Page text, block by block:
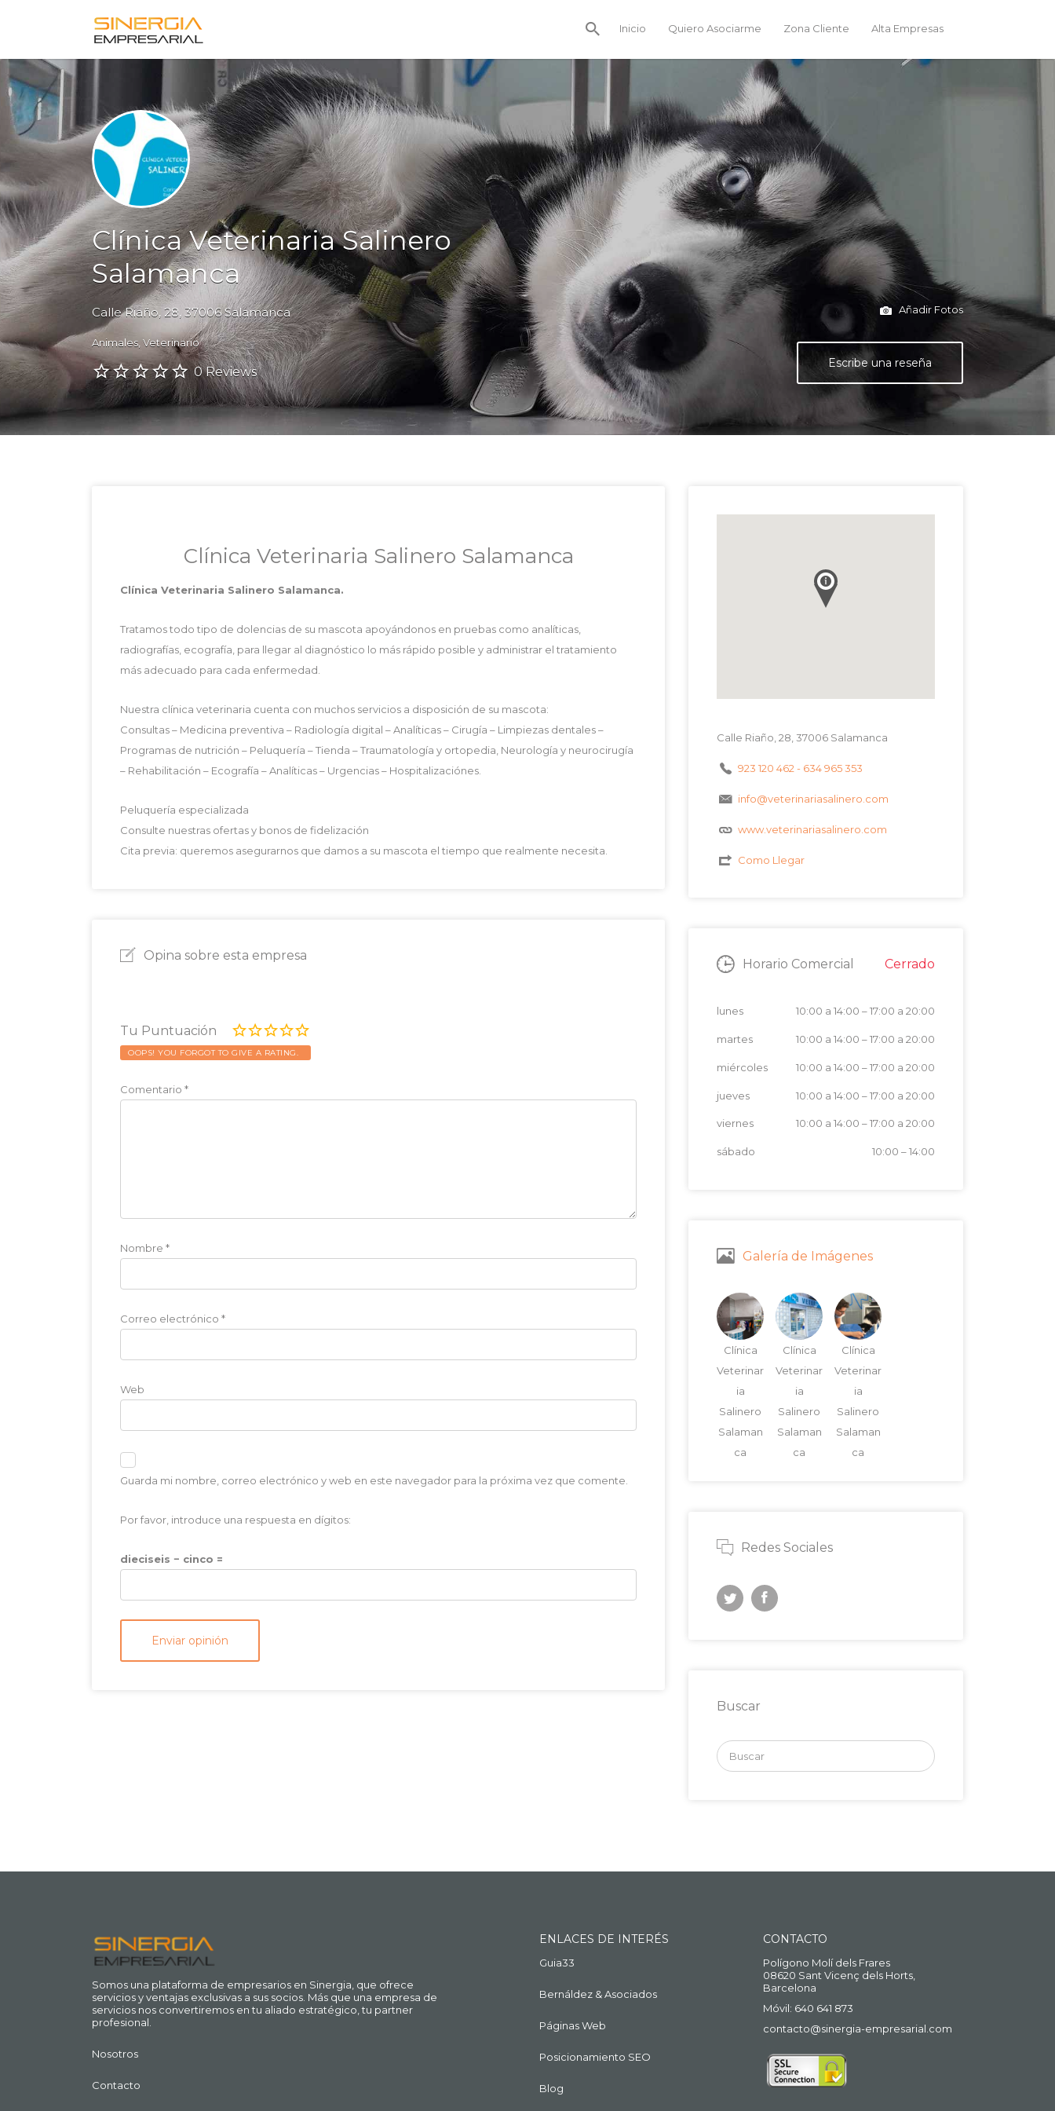
Inicio Quiero Asociarme Zona Cliente Alta Empresas
Buscar
por:
Clínica Veterinaria Salinero
Salamanca
Calle Riaño, 28, 37006 Salamanca
Animales Veterinario
0 Reviews
Añadir Fotos
Escribe una reseña
Clínica Veterinaria Salinero Salamanca
Clínica Veterinaria Salinero Salamanca.
Tratamos todo tipo de dolencias de su mascota apoyándonos en pruebas como analíticas,
radiografías, ecografía, para llegar al diagnóstico lo más rápido posible y administrar el tratamiento
más adecuado para cada enfermedad.
Nuestra clínica veterinaria cuenta con muchos servicios a disposición de su mascota:
Consultas – Medicina preventiva – Radiología digital – Analíticas – Cirugía – Limpiezas dentales –
Programas de nutrición – Peluquería – Tienda – Traumatología y ortopedia, Neurología y neurocirugía
– Rehabilitación – Ecografía – Analíticas – Urgencias – Hospitalizaciónes.
Peluquería especializada
Consulte nuestras ofertas y bonos de fidelización
Cita previa: queremos asegurarnos que damos a su mascota el tiempo que realmente necesita.
Opina sobre esta empresa
Tu Puntuación
OOPS! YOU FORGOT TO GIVE A RATING.
Comentario *
Nombre *
Correo electrónico *
Web
Guarda mi nombre, correo electrónico y web en este navegador para la próxima vez que comente.
Por favor, introduce una respuesta en dígitos:
dieciseis − cinco =
Calle Riaño, 28, 37006 Salamanca
923 120 462 - 634 965 353
info@veterinariasalinero.com
www.veterinariasalinero.com
Como Llegar
Horario Comercial Cerrado
lunes 10:00 a 14:00 –17:00 a 20:00
martes 10:00 a 14:00 –17:00 a 20:00
miércoles 10:00 a 14:00 –17:00 a 20:00
jueves 10:00 a 14:00 –17:00 a 20:00
viernes 10:00 a 14:00 –17:00 a 20:00
sábado 10:00 –14:00
Galería de Imágenes
Clínica
Veterinar
ia
Salinero
Salaman
ca
Clínica
Veterinar
ia
Salinero
Salaman
ca
Clínica
Veterinar
ia
Salinero
Salaman
ca
Redes Sociales
Buscar
Buscar
por:
Somos una plataforma de empresarios en Sinergia, que ofrece
servicios y ventajas exclusivas a sus socios. Más que una empresa de
servicios nos convertiremos en tu aliado estratégico, tu partner
profesional.
Nosotros
Contacto
ENLACES DE INTERÉS
Guia33
Bernáldez & Asociados
Páginas Web
Posicionamiento SEO
Blog
CONTACTO
Polígono Molí dels Frares
08620 Sant Vicenç dels Horts,
Barcelona
Móvil: 640 641 873
contacto@sinergia-empresarial.com